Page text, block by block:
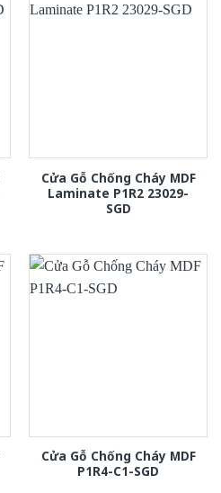
Cửa Gỗ Chống Cháy MDF
Laminate P1R2 23029-
SGD
Cửa Gỗ Chống Cháy MDF
P1R4-C1-SGD